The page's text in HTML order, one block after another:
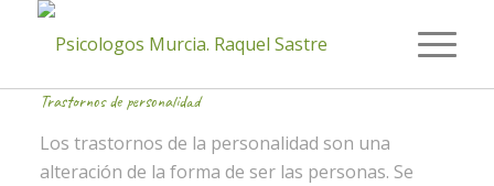
Trastornos de personalidad
Los trastornos de la personalidad son una
alteración de la forma de ser las personas. Se